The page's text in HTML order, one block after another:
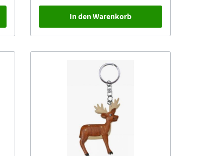
In den Warenkorb